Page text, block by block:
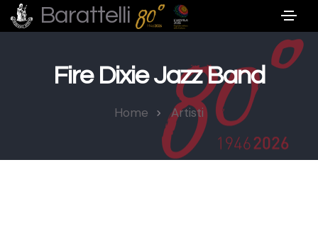
Barattelli
Fire Dixie Jazz Band
Home Artisti